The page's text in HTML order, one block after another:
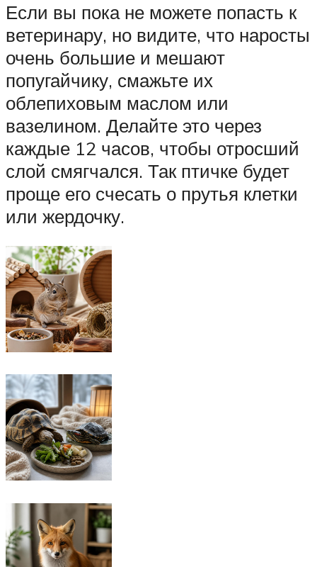
Если вы пока не можете попасть к
ветеринару, но видите, что наросты
очень большие и мешают
попугайчику, смажьте их
облепиховым маслом или
вазелином. Делайте это через
каждые 12 часов, чтобы отросший
слой смягчался. Так птичке будет
проще его счесать о прутья клетки
или жердочку.